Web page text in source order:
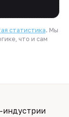
статистика. Мы
что и сам